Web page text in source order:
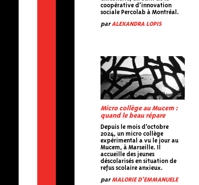
coopérative d’innovation
sociale Percolab à Montréal.
parALEXANDRA LOPIS
Micro collège au Mucem :
quand le beau répare
Depuis le mois d'octobre
2024, un micro collège
expérimental a vu le jour au
Mucem, à Marseille. Il
accueille des jeunes
déscolarisés en situation de
refus scolaire anxieux.
parMALORIE D'EMMANUELE